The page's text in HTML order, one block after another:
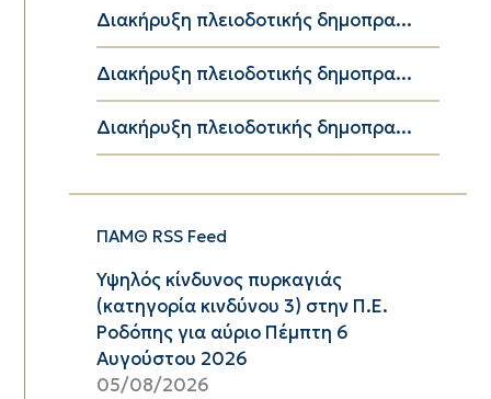
Διακήρυξη πλειοδοτικής δημοπρα...
Διακήρυξη πλειοδοτικής δημοπρα...
Διακήρυξη πλειοδοτικής δημοπρα...
ΠΑΜΘ RSS Feed
Υψηλός κίνδυνος πυρκαγιάς
(κατηγορία κινδύνου 3) στην Π.Ε.
Ροδόπης για αύριο Πέμπτη 6
Αυγούστου 2026
05/08/2026